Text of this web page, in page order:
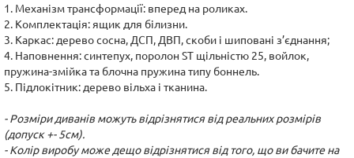
1. Механізм трансформації: вперед на роликах.
2. Комплектація: ящик для білизни.
3. Каркас: дерево сосна, ДСП, ДВП, скоби і шиповані з’єднання;
4. Наповнення: синтепух, поролон ST щільністю 25, войлок,
пружина-змійка та блочна пружина типу боннель.
5. Підлокітник: дерево вільха і тканина.
- Розміри диванів можуть відрізнятися від реальних розмірів
(допуск +- 5см).
- Колір виробу може дещо відрізнятися від того, що ви бачите на